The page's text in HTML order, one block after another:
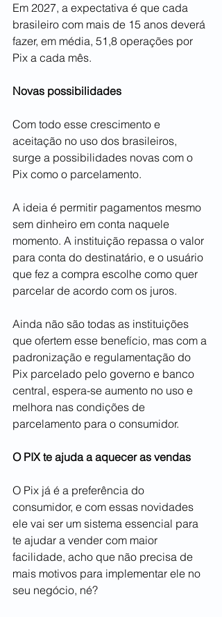
Em 2027, a expectativa é que cada
brasileiro com mais de 15 anos deverá
fazer, em média, 51,8 operações por
Pix a cada mês.
Novas possibilidades
Com todo esse crescimento e
aceitação no uso dos brasileiros,
surge a possibilidades novas com o
Pix como o parcelamento.
A ideia é permitir pagamentos mesmo
sem dinheiro em conta naquele
momento. A instituição repassa o valor
para conta do destinatário, e o usuário
que fez a compra escolhe como quer
parcelar de acordo com os juros.
Ainda não são todas as instituições
que ofertem esse benefício, mas com a
padronização e regulamentação do
Pix parcelado pelo governo e banco
central, espera-se aumento no uso e
melhora nas condições de
parcelamento para o consumidor.
O PIX te ajuda a aquecer as vendas
O Pix já é a preferência do
consumidor, e com essas novidades
ele vai ser um sistema essencial para
te ajudar a vender com maior
facilidade, acho que não precisa de
mais motivos para implementar ele no
seu negócio, né?